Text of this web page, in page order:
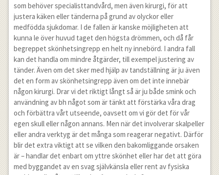
som behöver specialisttandvård, men även kirurgi, för att
justera käken eller tänderna på grund av olyckor eller
medfödda sjukdomar. I de fallen är kanske möjligheten att
kunna le över huvud taget den högsta drömmen, och då får
begreppet skönhetsingrepp en helt ny innebörd. I andra fall
kan det handla om mindre åtgärder, till exempel justering av
tänder. Även om det sker med hjälp av tandställning är ju även
det en form av skönhetsingrepp även om det inte innebär
någon kirurgi. Drar vi det riktigt långt så är ju både smink och
användning av bh något som är tänkt att förstärka våra drag
och förbättra vårt utseende, oavsett om vi gör det för vår
egen skull eller någon annans. Men när det involverar skalpeller
eller andra verktyg är det många som reagerar negativt. Därför
blir det extra viktigt att se vilken den bakomliggande orsaken
är – handlar det enbart om yttre skönhet eller har det att göra
med byggandet av en svag självkänsla eller rent av fysiska